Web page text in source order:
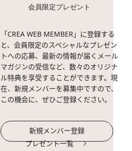
会員限定プレゼント
「CREA WEB MEMBER」に登録する
と、会員限定のスペシャルなプレゼン
トへの応募、最新の情報が届くメール
マガジンの受信など、数々のオリジナ
ル特典を享受することができます。現
在、新規メンバーを募集中ですので、
この機会に、ぜひご登録ください。
新規メンバー登録
プレゼント一覧